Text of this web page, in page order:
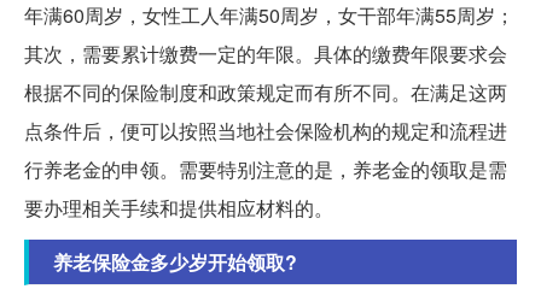
年满60周岁，女性工人年满50周岁，女干部年满55周岁；
其次，需要累计缴费一定的年限。具体的缴费年限要求会
根据不同的保险制度和政策规定而有所不同。在满足这两
点条件后，便可以按照当地社会保险机构的规定和流程进
行养老金的申领。需要特别注意的是，养老金的领取是需
要办理相关手续和提供相应材料的。
养老保险金多少岁开始领取?